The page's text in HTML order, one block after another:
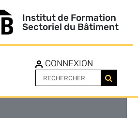
Institut de Formation
Sectoriel du Bâtiment
CONNEXION